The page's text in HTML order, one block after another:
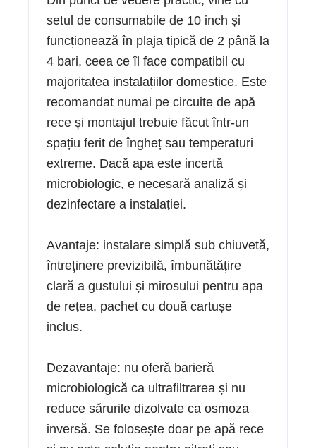
setul de consumabile de 10 inch și
funcționează în plaja tipică de 2 până la
4 bari, ceea ce îl face compatibil cu
majoritatea instalațiilor domestice. Este
recomandat numai pe circuite de apă
rece și montajul trebuie făcut într-un
spațiu ferit de îngheț sau temperaturi
extreme. Dacă apa este incertă
microbiologic, e necesară analiză și
dezinfectare a instalației.
Avantaje: instalare simplă sub chiuvetă,
întreținere previzibilă, îmbunătățire
clară a gustului și mirosului pentru apa
de rețea, pachet cu două cartușe
inclus.
Dezavantaje: nu oferă barieră
microbiologică ca ultrafiltrarea și nu
reduce sărurile dizolvate ca osmoza
inversă. Se folosește doar pe apă rece